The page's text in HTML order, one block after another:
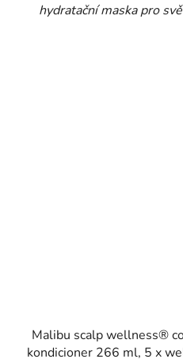
hydratační maska pro
Malibu scalp wellness®
kondicioner 266 ml, 5 x